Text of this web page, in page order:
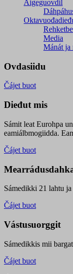
Áigeguovdil
Media
Mánát ja
Ovdasiidu
Čájet buot
Dieđut mis
Sámit leat Eurohpa
eamiálbmogiidda.
Čájet buot
Sámedikki 21 lahtu
Čájet buot
Vástusuorggit
Sámedikkis mii
Čájet buot